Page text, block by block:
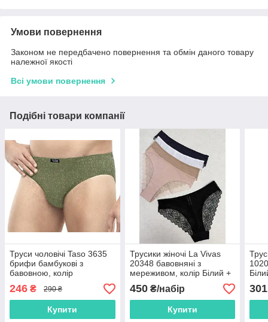
Умови повернення
Законом не передбачено повернення та обмін даного товару
належної якості
Всі умови повернення
Подібні товари компанії
Труси чоловічі Taso 3635
брифи бамбукові з
бавовною, колір
Оливковий, розмір XL
246 ₴ 290 ₴
Купити
Трусики жіночі La Vivas
20348 бавовняні з
мереживом, колір Білий +
Чорний, розмір S
450₴/набір
Купити
301